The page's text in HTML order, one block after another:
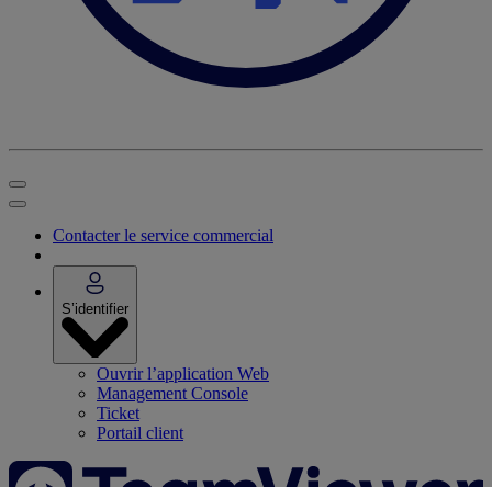
Contacter le service commercial
S’identifier
Ouvrir l’application Web
Management Console
Ticket
Portail client